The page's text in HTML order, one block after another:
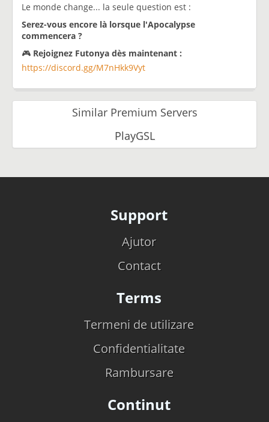
Le monde change... la seule question est :
Serez-vous encore là lorsque l'Apocalypse
commencera ?
🎮 Rejoignez Futonya dès maintenant :
https://discord.gg/M7nHkk9Vyt
Similar Premium Servers
PlayGSL
Support
Ajutor
Contact
Terms
Termeni de utilizare
Confidentialitate
Rambursare
Continut